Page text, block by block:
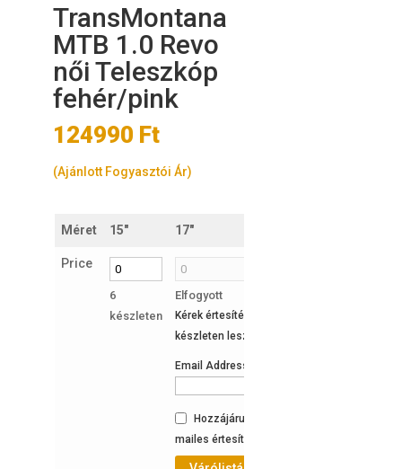
TransMontana
MTB 1.0 Revo
női Teleszkóp
fehér/pink
124990 Ft
(Ajánlott Fogyasztói Ár)
Méret 15" 17"
Price
6
készleten
Elfogyott
Kérek értesítést, ha ismét
készleten lesz a termék:
Email Address
Hozzájárulok az e-
mailes értesítéshez.